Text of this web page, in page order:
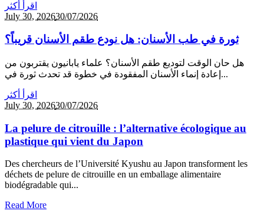
اقرأ أكثر
July 30, 202630/07/2026
ثورة في طب الأسنان: هل نودع طقم الأسنان قريباً؟
هل حان الوقت لتوديع طقم الأسنان؟ علماء يابانيون يقتربون من
إعادة إنماء الأسنان المفقودة في خطوة قد تحدث ثورة في...
اقرأ أكثر
July 30, 202630/07/2026
La pelure de citrouille : l’alternative écologique au
plastique qui vient du Japon
Des chercheurs de l’Université Kyushu au Japon transforment les
déchets de pelure de citrouille en un emballage alimentaire
biodégradable qui...
Read More